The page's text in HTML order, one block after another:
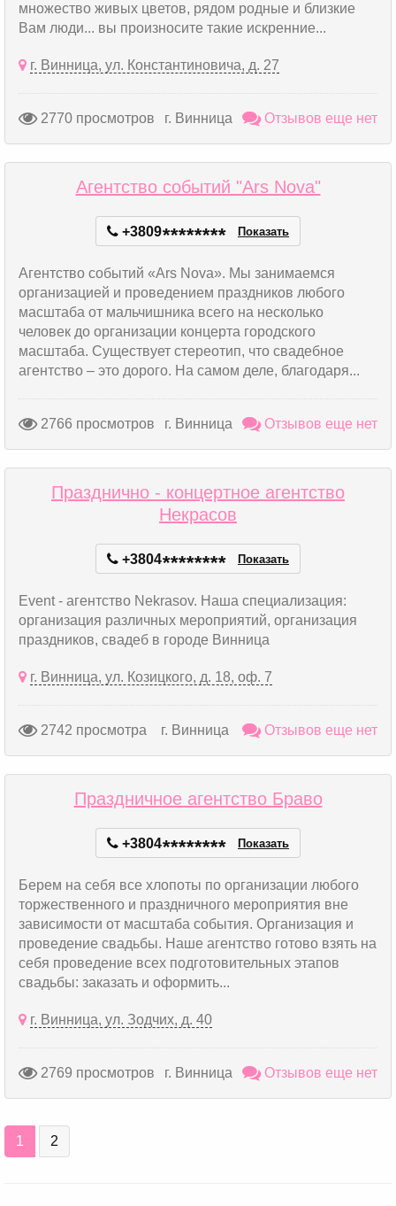
множество живых цветов, рядом родные и близкие
Вам люди... вы произносите такие искренние...
г. Винница, ул. Константиновича, д. 27
2770 просмотров г. Винница Отзывов еще нет
Агентство событий "Ars Nova"
+3809******** Показать
Агентство событий «Ars Nova». Мы занимаемся
организацией и проведением праздников любого
масштаба от мальчишника всего на несколько
человек до организации концерта городского
масштаба. Существует стереотип, что свадебное
агентство – это дорого. На самом деле, благодаря...
2766 просмотров г. Винница Отзывов еще нет
Празднично - концертное агентство
Некрасов
+3804******** Показать
Event - агентство Nekrasov. Наша специализация:
организация различных мероприятий, организация
праздников, свадеб в городе Винница
г. Винница, ул. Козицкого, д. 18, оф. 7
2742 просмотра г. Винница Отзывов еще нет
Праздничное агентство Браво
+3804******** Показать
Берем на себя все хлопоты по организации любого
торжественного и праздничного мероприятия вне
зависимости от масштаба события. Организация и
проведение свадьбы. Наше агентство готово взять на
себя проведение всех подготовительных этапов
свадьбы: заказать и оформить...
г. Винница, ул. Зодчих, д. 40
2769 просмотров г. Винница Отзывов еще нет
1 2